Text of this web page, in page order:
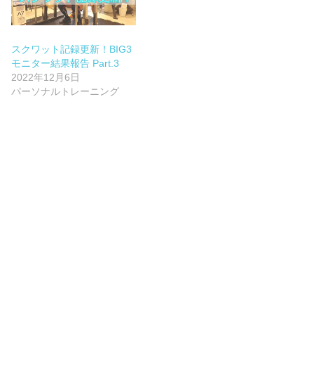
スクワット記録更新！BIG3
モニター結果報告 Part.3
2022年12月6日
パーソナルトレーニング